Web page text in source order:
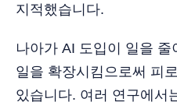
지적했습니다.
나아가 AI 도입이 일을
일을 확장시킴으로써 피
있습니다. 여러 연구에서